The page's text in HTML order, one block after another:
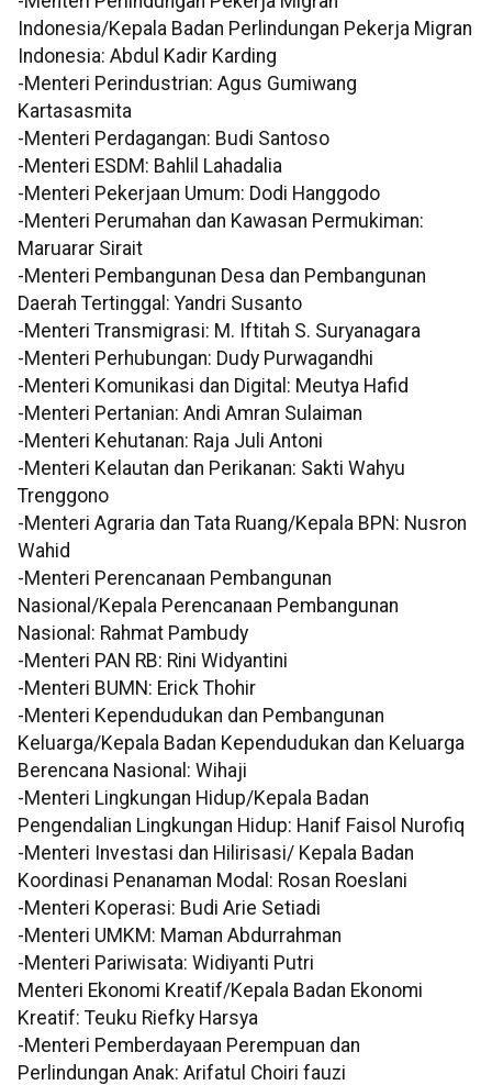
Indonesia/Kepala Badan Perlindungan Pekerja Migran
Indonesia: Abdul Kadir Karding
-Menteri Perindustrian: Agus Gumiwang
Kartasasmita
-Menteri Perdagangan: Budi Santoso
-Menteri ESDM: Bahlil Lahadalia
-Menteri Pekerjaan Umum: Dodi Hanggodo
-Menteri Perumahan dan Kawasan Permukiman:
Maruarar Sirait
-Menteri Pembangunan Desa dan Pembangunan
Daerah Tertinggal: Yandri Susanto
-Menteri Transmigrasi: M. Iftitah S. Suryanagara
-Menteri Perhubungan: Dudy Purwagandhi
-Menteri Komunikasi dan Digital: Meutya Hafid
-Menteri Pertanian: Andi Amran Sulaiman
-Menteri Kehutanan: Raja Juli Antoni
-Menteri Kelautan dan Perikanan: Sakti Wahyu
Trenggono
-Menteri Agraria dan Tata Ruang/Kepala BPN: Nusron
Wahid
-Menteri Perencanaan Pembangunan
Nasional/Kepala Perencanaan Pembangunan
Nasional: Rahmat Pambudy
-Menteri PAN RB: Rini Widyantini
-Menteri BUMN: Erick Thohir
-Menteri Kependudukan dan Pembangunan
Keluarga/Kepala Badan Kependudukan dan Keluarga
Berencana Nasional: Wihaji
-Menteri Lingkungan Hidup/Kepala Badan
Pengendalian Lingkungan Hidup: Hanif Faisol Nurofiq
-Menteri Investasi dan Hilirisasi/ Kepala Badan
Koordinasi Penanaman Modal: Rosan Roeslani
-Menteri Koperasi: Budi Arie Setiadi
-Menteri UMKM: Maman Abdurrahman
-Menteri Pariwisata: Widiyanti Putri
Menteri Ekonomi Kreatif/Kepala Badan Ekonomi
Kreatif: Teuku Riefky Harsya
-Menteri Pemberdayaan Perempuan dan
Perlindungan Anak: Arifatul Choiri fauzi